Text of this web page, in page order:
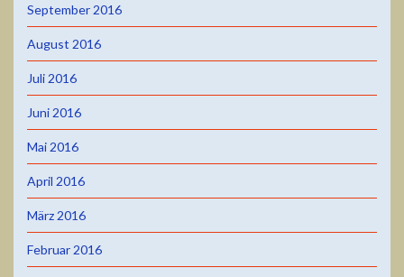
September 2016
August 2016
Juli 2016
Juni 2016
Mai 2016
April 2016
März 2016
Februar 2016